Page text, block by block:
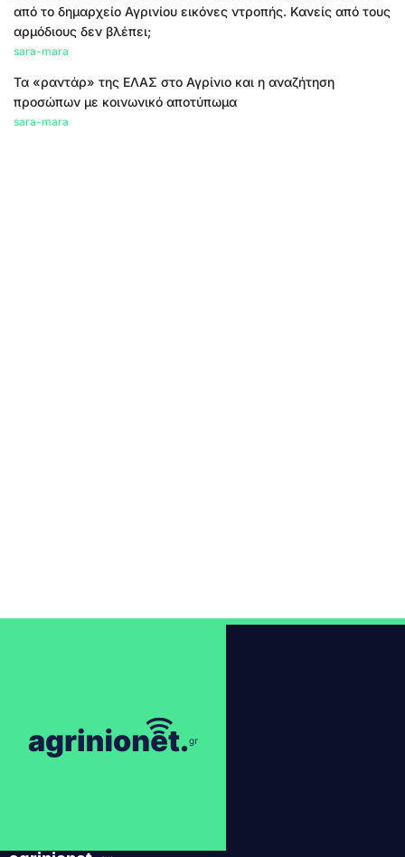
από το δημαρχείο Αγρινίου εικόνες ντροπής. Κανείς από τους
αρμόδιους δεν βλέπει;
sara-mara
Τα «ραντάρ» της ΕΛΑΣ στο Αγρίνιο και η αναζήτηση
προσώπων με κοινωνικό αποτύπωμα
sara-mara